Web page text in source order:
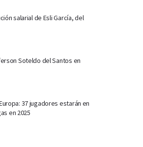
salarial de Esli García, del
Soteldo del Santos en
37 jugadores estarán en
en 2025